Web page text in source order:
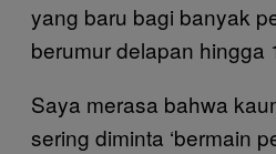
yang baru bagi banyak
berumur delapan hingga
Saya merasa bahwa
sering diminta ‘bermain